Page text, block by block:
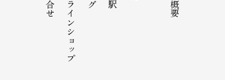
オンラインショップ